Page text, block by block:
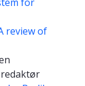
review of